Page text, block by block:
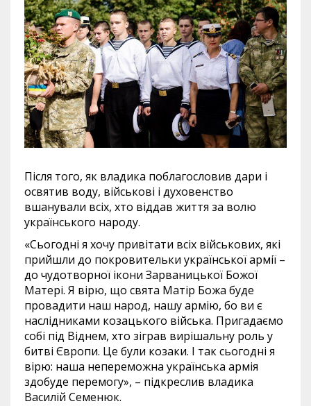
Після того, як владика поблагословив дари і
освятив воду, військові і духовенство
вшанували всіх, хто віддав життя за волю
українського народу.
«Сьогодні я хочу привітати всіх військових, які
прийшли до покровительки української армії –
до чудотворної ікони Зарваницької Божої
Матері. Я вірю, що свята Матір Божа буде
провадити наш народ, нашу армію, бо ви є
наслідниками козацького війська. Пригадаємо
собі під Віднем, хто зіграв вирішальну роль у
битві Європи. Це були козаки. І так сьогодні я
вірю: наша непереможна українська армія
здобуде перемогу», – підкреслив владика
Василій Семенюк.